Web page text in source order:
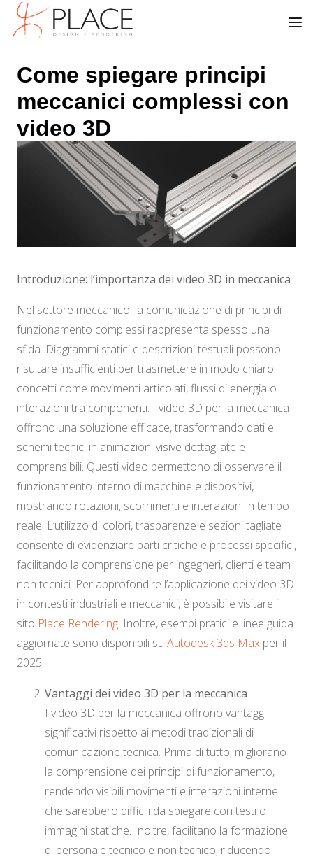
Come spiegare principi
meccanici complessi con
video 3D
Introduzione: l’importanza dei video 3D in meccanica
Nel settore meccanico, la comunicazione di principi di
funzionamento complessi rappresenta spesso una
sfida. Diagrammi statici e descrizioni testuali possono
risultare insufficienti per trasmettere in modo chiaro
concetti come movimenti articolati, flussi di energia o
interazioni tra componenti. I video 3D per la meccanica
offrono una soluzione efficace, trasformando dati e
schemi tecnici in animazioni visive dettagliate e
comprensibili. Questi video permettono di osservare il
funzionamento interno di macchine e dispositivi,
mostrando rotazioni, scorrimenti e interazioni in tempo
reale. L’utilizzo di colori, trasparenze e sezioni tagliate
consente di evidenziare parti critiche e processi specifici,
facilitando la comprensione per ingegneri, clienti e team
non tecnici. Per approfondire l’applicazione dei video 3D
in contesti industriali e meccanici, è possibile visitare il
sito Place Rendering. Inoltre, esempi pratici e linee guida
aggiornate sono disponibili su Autodesk 3ds Max per il
2025.
Vantaggi dei video 3D per la meccanica
I video 3D per la meccanica offrono vantaggi
significativi rispetto ai metodi tradizionali di
comunicazione tecnica. Prima di tutto, migliorano
la comprensione dei principi di funzionamento,
rendendo visibili movimenti e interazioni interne
che sarebbero difficili da spiegare con testi o
immagini statiche. Inoltre, facilitano la formazione
di personale tecnico e non tecnico, riducendo